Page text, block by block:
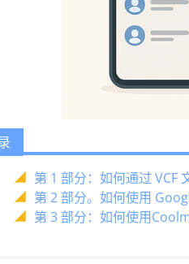
第 1 部分：如何通过 VCF
第 2 部分。如何使用
第 3 部分：如何使用